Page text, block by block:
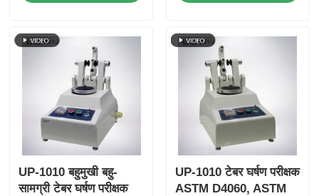
UP-1010 बहुमुखी बहु-
सामग्री टेबर घर्षण परीक्षक
UP-1010 टेबर घर्षण परीक्षक
ASTM D4060, ASTM